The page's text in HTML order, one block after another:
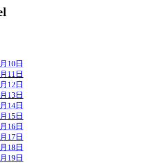
10日
11日
12日
13日
14日
15日
16日
17日
18日
19日